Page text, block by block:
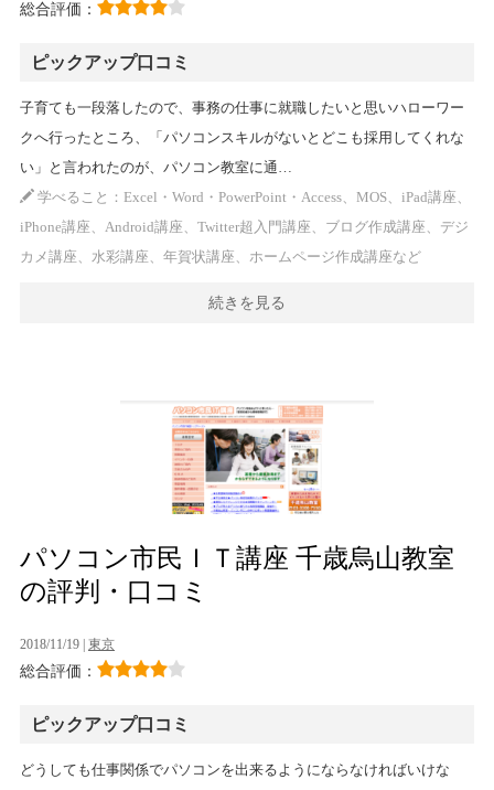
総合評価：
ピックアップ口コミ
子育ても一段落したので、事務の仕事に就職したいと思いハローワー
クへ行ったところ、「パソコンスキルがないとどこも採用してくれな
い」と言われたのが、パソコン教室に通…
学べること：Excel・Word・PowerPoint・Access、MOS、iPad講座、
iPhone講座、Android講座、Twitter超入門講座、ブログ作成講座、デジ
カメ講座、水彩講座、年賀状講座、ホームページ作成講座など
続きを見る
パソコン市民ＩＴ講座 千歳烏山教室
の評判・口コミ
2018/11/19 | 東京
総合評価：
ピックアップ口コミ
どうしても仕事関係でパソコンを出来るようにならなければいけな